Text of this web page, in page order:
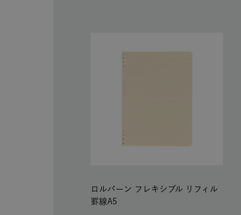
ロルバーン フレキシブル リフィル
罫線A5